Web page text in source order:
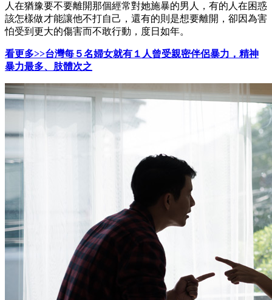
人在猶豫要不要離開那個經常對她施暴的男人，有的人在困惑
該怎樣做才能讓他不打自己，還有的則是想要離開，卻因為害
怕受到更大的傷害而不敢行動，度日如年。
看更多>>台灣每５名婦女就有１人曾受親密伴侶暴力，精神
暴力最多、肢體次之